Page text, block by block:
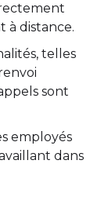
à distance.
telles
sont
employés
dans